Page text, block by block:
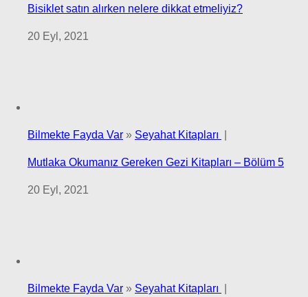
Bisiklet satın alırken nelere dikkat etmeliyiz?
20 Eyl, 2021
Bilmekte Fayda Var » Seyahat Kitapları
Mutlaka Okumanız Gereken Gezi Kitapları – Bölüm 5
20 Eyl, 2021
Bilmekte Fayda Var » Seyahat Kitapları